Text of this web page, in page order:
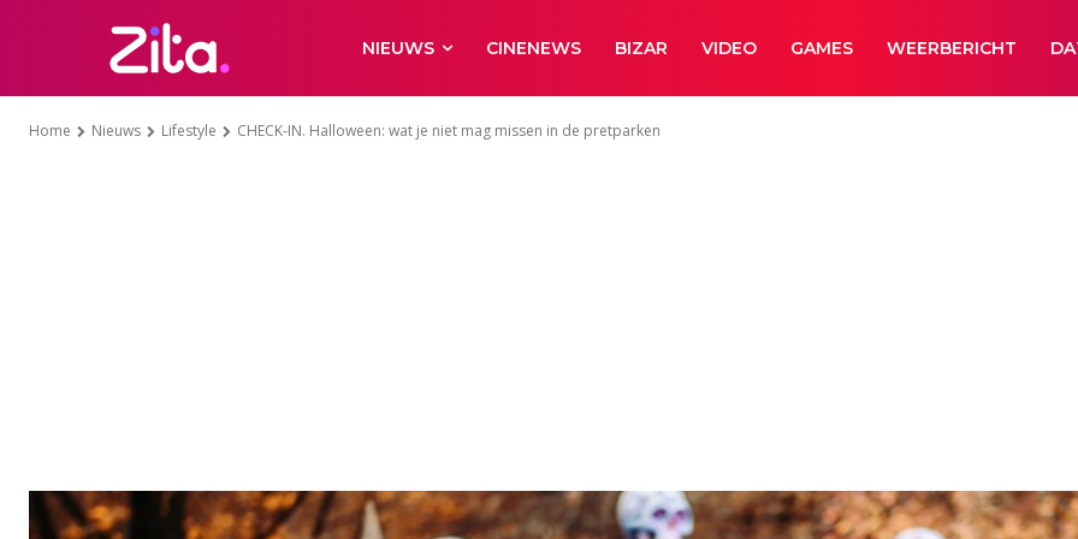
NIEUWS CINENEWS BIZAR VIDEO GAMES WEERBERICHT
Home Nieuws Lifestyle CHECK-IN. Halloween: wat je niet mag missen in de pretparken